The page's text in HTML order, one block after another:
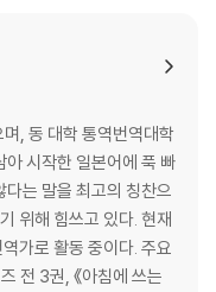
, 동 대학 통역번역대학
아 시작한 일본어에 푹 빠
는 말을 최고의 칭찬으
위해 힘쓰고 있다. 현재
가로 활동 중이다. 주요
전 3권, 《아침에 쓰는